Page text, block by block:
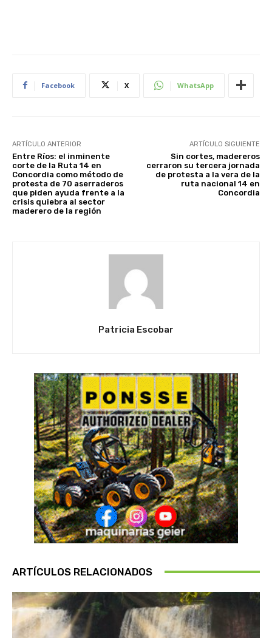
Facebook X WhatsApp
ARTÍCULO ANTERIOR
Entre Ríos: el inminente
corte de la Ruta 14 en
Concordia como método de
protesta de 70 aserraderos
que piden ayuda frente a la
crisis quiebra al sector
maderero de la región
ARTÍCULO SIGUIENTE
Sin cortes, madereros
cerraron su tercera jornada
de protesta a la vera de la
ruta nacional 14 en
Concordia
Patricia Escobar
ARTÍCULOS RELACIONADOS